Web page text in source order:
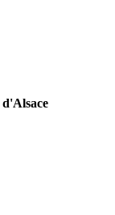
d'Alsace